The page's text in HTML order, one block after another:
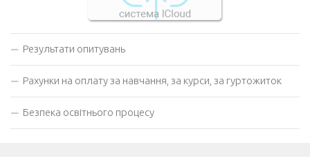
Результати опитувань
Рахунки на оплату за навчання, за курси, за гуртожиток
Безпека освітнього процесу